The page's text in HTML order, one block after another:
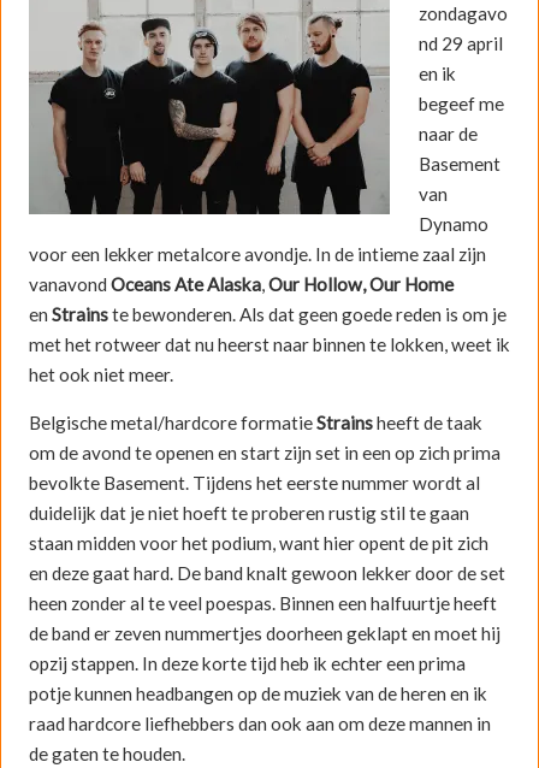
zondagavo
nd 29 april
en ik
begeef me
naar de
Basement
van
Dynamo
voor een lekker metalcore avondje. In de intieme zaal zijn
vanavond Oceans Ate Alaska,Our Hollow, Our Home
en Strainste bewonderen. Als dat geen goede reden is om je
met het rotweer dat nu heerst naar binnen te lokken, weet ik
het ook niet meer.
Belgische metal/hardcore formatieStrainsheeft de taak
om de avond te openen en start zijn set in een op zich prima
bevolkte Basement. Tijdens het eerste nummer wordt al
duidelijk dat je niet hoeft te proberen rustig stil te gaan
staan midden voor het podium, want hier opent de pit zich
en deze gaat hard. De band knalt gewoon lekker door de set
heen zonder al te veel poespas. Binnen een halfuurtje heeft
de band er zeven nummertjes doorheen geklapt en moet hij
opzij stappen. In deze korte tijd heb ik echter een prima
potje kunnen headbangen op de muziek van de heren en ik
raad hardcore liefhebbers dan ook aan om deze mannen in
de gaten te houden.